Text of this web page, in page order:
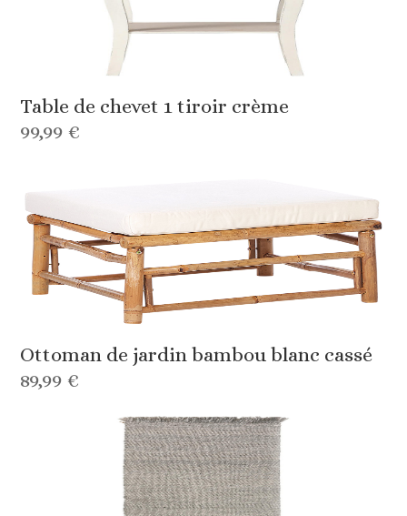
Table de chevet 1 tiroir crème
99,99 €
Ottoman de jardin bambou blanc cassé
89,99 €